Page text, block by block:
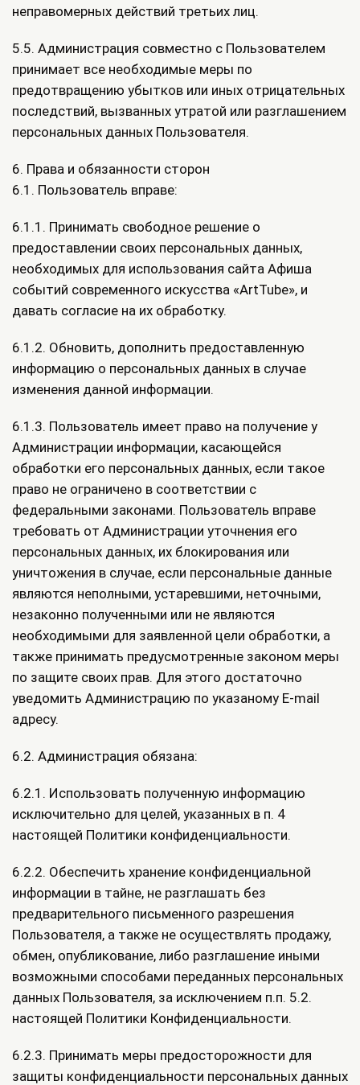
неправомерных действий третьих лиц.
5.5. Администрация совместно с Пользователем
принимает все необходимые меры по
предотвращению убытков или иных отрицательных
последствий, вызванных утратой или разглашением
персональных данных Пользователя.
6. Права и обязанности сторон
6.1. Пользователь вправе:
6.1.1. Принимать свободное решение о
предоставлении своих персональных данных,
необходимых для использования сайта Афиша
событий современного искусства «ArtTube», и
давать согласие на их обработку.
6.1.2. Обновить, дополнить предоставленную
информацию о персональных данных в случае
изменения данной информации.
6.1.3. Пользователь имеет право на получение у
Администрации информации, касающейся
обработки его персональных данных, если такое
право не ограничено в соответствии с
федеральными законами. Пользователь вправе
требовать от Администрации уточнения его
персональных данных, их блокирования или
уничтожения в случае, если персональные данные
являются неполными, устаревшими, неточными,
незаконно полученными или не являются
необходимыми для заявленной цели обработки, а
также принимать предусмотренные законом меры
по защите своих прав. Для этого достаточно
уведомить Администрацию по указаному E-mail
адресу.
6.2. Администрация обязана:
6.2.1. Использовать полученную информацию
исключительно для целей, указанных в п. 4
настоящей Политики конфиденциальности.
6.2.2. Обеспечить хранение конфиденциальной
информации в тайне, не разглашать без
предварительного письменного разрешения
Пользователя, а также не осуществлять продажу,
обмен, опубликование, либо разглашение иными
возможными способами переданных персональных
данных Пользователя, за исключением п.п. 5.2.
настоящей Политики Конфиденциальности.
6.2.3. Принимать меры предосторожности для
защиты конфиденциальности персональных данных